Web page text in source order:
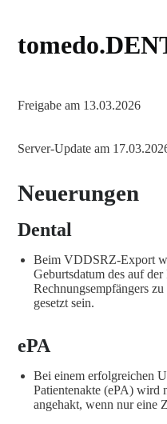
Freigabe am 13.03.2026
Server-Update am
Neuerungen
Dental
Beim VDDSRZ-Export
Geburtsdatum des auf
Rechnungsempfängers
gesetzt sein.
ePA
Bei einem erfolgreichen
Patientenakte (ePA) wird
angehakt, wenn nur eine